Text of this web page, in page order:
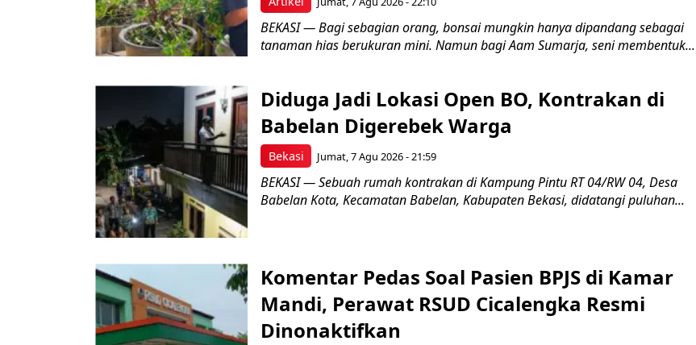
BEKASI — Bagi sebagian orang, bonsai mungkin hanya dipandang sebagai
tanaman hias berukuran mini. Namun bagi Aam Sumarja, seni membentuk...
Bekasi
Diduga Jadi Lokasi Open BO, Kontrakan di
Babelan Digerebek Warga
Jumat, 7 Agu 2026 - 21:59
BEKASI — Sebuah rumah kontrakan di Kampung Pintu RT 04/RW 04, Desa
Babelan Kota, Kecamatan Babelan, Kabupaten Bekasi, didatangi puluhan...
Komentar Pedas Soal Pasien BPJS di Kamar
Mandi, Perawat RSUD Cicalengka Resmi
Dinonaktifkan